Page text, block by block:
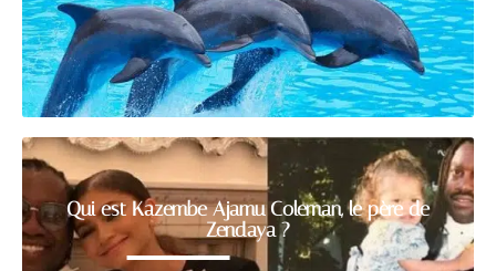
Qui est Kazembe Ajamu Coleman, le père de
Zendaya ?